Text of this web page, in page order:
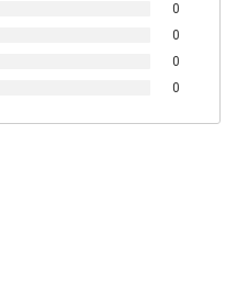
0
0
0
0